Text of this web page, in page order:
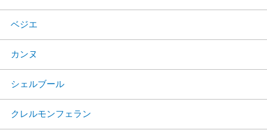
ベジエ
カンヌ
シェルブール
クレルモンフェラン